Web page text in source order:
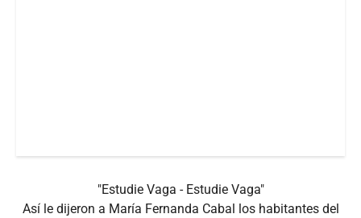
"Estudie Vaga - Estudie Vaga"
Así le dijeron a María Fernanda Cabal los habitantes del